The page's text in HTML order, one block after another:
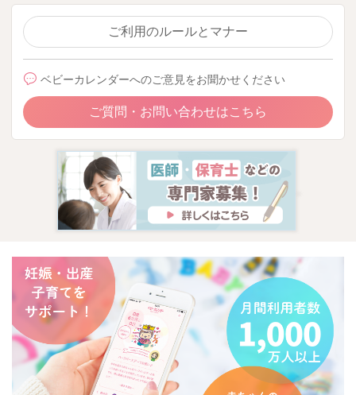
ご利用のルールとマナー
ベビーカレンダーへのご意見をお聞かせください
ご質問・お問い合わせはこちら